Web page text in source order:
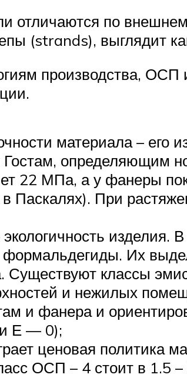
отличаются по
(strands), выглядит
производства,
материала – его
Гостам, определяющим
22 МПа, а у фанеры
Паскалях). При
изделия.
Их
Существуют классы
и нежилых
и фанера и
Е — 0);
ценовая политика
ОСП – 4 стоит в 1.5